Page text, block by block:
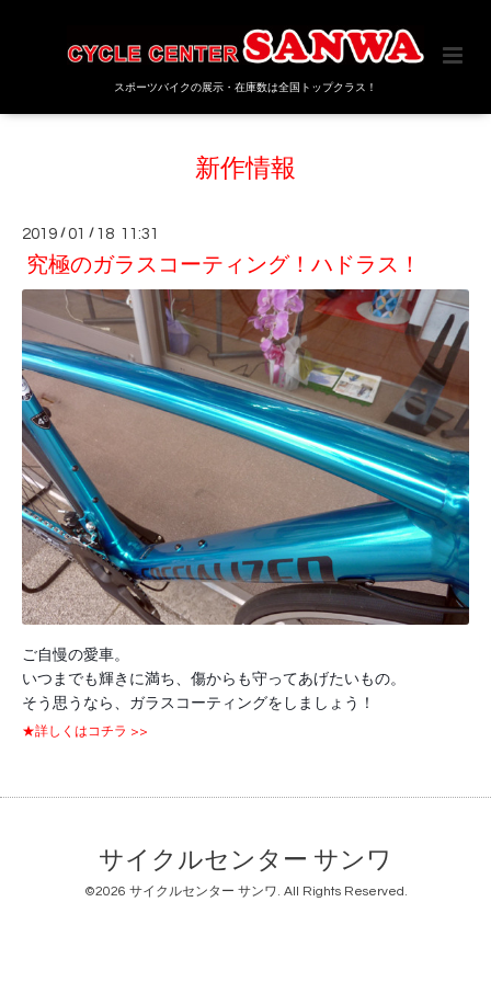
スポーツバイクの展示・在庫数は全国トップクラス！
新作情報
2019 /01 / 18 11:31
究極のガラスコーティング！ハドラス！
ご自慢の愛車。
いつまでも輝きに満ち、傷からも守ってあげたいもの。
そう思うなら、ガラスコーティングをしましょう！
★詳しくはコチラ >>
サイクルセンター サンワ
©2026 サイクルセンター サンワ. All Rights Reserved.